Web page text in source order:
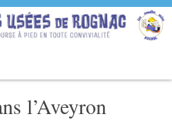
l’Aveyron